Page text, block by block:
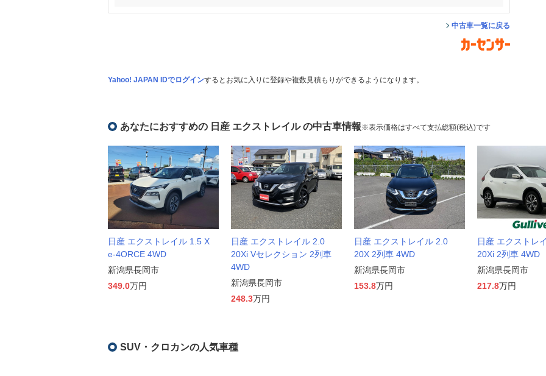
中古車一覧に戻る
Yahoo! JAPAN IDでログインするとお気に入りに登録や複数見積もりができるようになります。
あなたにおすすめの 日産 エクストレイル の中古車情報※表示価格はすべて支払総額(税込)です
日産 エクストレイル 1.5 X
e-4ORCE 4WD
新潟県長岡市
349.0万円
日産 エクストレイル 2.0
20Xi Vセレクション 2列車
4WD
新潟県長岡市
248.3万円
日産 エクストレイル 2.0
20X 2列車 4WD
新潟県長岡市
153.8万円
日産 エクストレ
20Xi 2列車 4WD
新潟県長岡市
217.8万円
SUV・クロカンの人気車種